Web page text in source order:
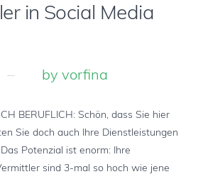
in Social Media
by vorfina
BERUFLICH: Schön, dass Sie hier
Sie doch auch Ihre Dienstleistungen
Potenzial ist enorm: Ihre
sind 3-mal so hoch wie jene